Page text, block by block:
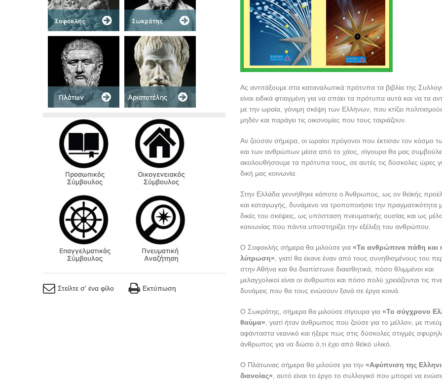
Στείλτε σ' ένα φίλο Εκτύπωση
Ας αντιτάξουμε στα καταναλωτικά πρότυπα τα βιβλία της
είναι ειδικά φτιαγμένη για να σπάει τα πρότυπα αυτά και να τα
με την ωραία, γόνιμη σκέψη των Ελλήνων, που κτίζει
μηδέν και παράγει τις οικονομίες που τους ταιριάζουν.
Αν ζούσαν σήμερα, οι ωραίοι πρόγονοι που έκτισαν τον κόσμο
και των ανθρώπων μέσα από το χάος, σίγουρα θα μας
ακολουθήσουμε τα πρότυπα τους, σε αυτές τις δύσκολες ώρες
δική μας κοινωνία.
Στην Ελλάδα γεννήθηκε κάποτε ο Άνθρωπος, ως ον θεϊκής
και καταγωγής, δυνάμενο να τροποποιήσει την πραγματικότητα
δικές του σκέψεις, ως υπόσταση πνευματικής ουσίας και ως
κοινωνίας που πάντα υποστηρίζει την εξέλιξη του ανθρώπου.
Ο Σοφοκλής σήμερα θα μιλούσε για «Τα ανθρώπινα πάθη και
λύτρωση», γιατί θα έκανε έναν από τους συνηθισμένους του
στην Αθήνα και θα διαπίστωνε διαισθητικά, πόσο θλιμμένοι και
μελαγχολικοί είναι οι άνθρωποι και πόσο πολύ χρειάζονται τις
δυνάμεις που θα τους ενώσουν ξανά σε έργα κοινά.
Ο Σωκράτης, σήμερα θα μιλούσε σίγουρα για «Το σύγχρονο
θαύμα», γιατί ήταν άνθρωπος που ζούσε για το μέλλον, με
αφάνταστα νεανικό και ήξερε πως στις δύσκολες στιγμές
άνθρωπος για να δώσει ό,τι έχει από θεϊκό υλικό.
Ο Πλάτωνας σήμερα θα μιλούσε για την «Αφύπνιση της
διανοίας», αυτό είναι το έργο το συλλογικό που μπορεί να